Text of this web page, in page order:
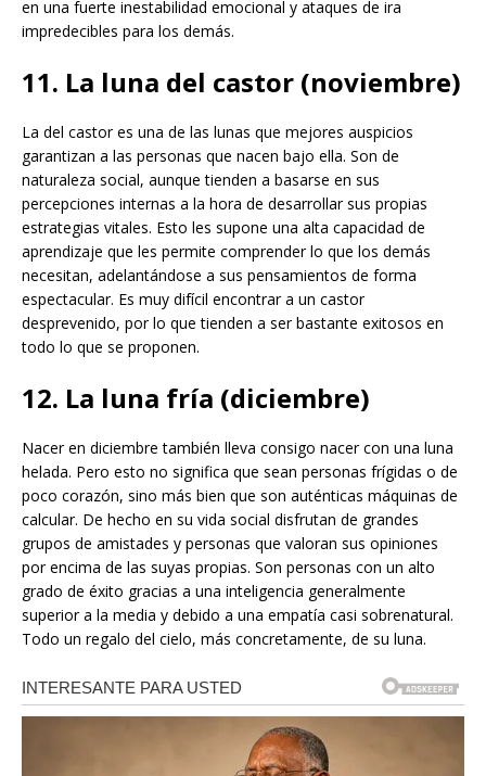
en una fuerte inestabilidad emocional y ataques de ira
impredecibles para los demás.
11. La luna del castor (noviembre)
La del castor es una de las lunas que mejores auspicios
garantizan a las personas que nacen bajo ella. Son de
naturaleza social, aunque tienden a basarse en sus
percepciones internas a la hora de desarrollar sus propias
estrategias vitales. Esto les supone una alta capacidad de
aprendizaje que les permite comprender lo que los demás
necesitan, adelantándose a sus pensamientos de forma
espectacular. Es muy difícil encontrar a un castor
desprevenido, por lo que tienden a ser bastante exitosos en
todo lo que se proponen.
12. La luna fría (diciembre)
Nacer en diciembre también lleva consigo nacer con una luna
helada. Pero esto no significa que sean personas frígidas o de
poco corazón, sino más bien que son auténticas máquinas de
calcular. De hecho en su vida social disfrutan de grandes
grupos de amistades y personas que valoran sus opiniones
por encima de las suyas propias. Son personas con un alto
grado de éxito gracias a una inteligencia generalmente
superior a la media y debido a una empatía casi sobrenatural.
Todo un regalo del cielo, más concretamente, de su luna.